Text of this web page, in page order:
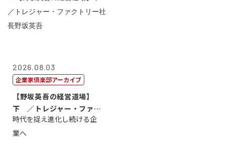
2026.08.03
企業家倶楽部アーカイブ
【野坂英吾の経営道場】
下 ／トレジャー・ファク
トリー社長野坂...
時代を捉え進化し続ける企
業へ